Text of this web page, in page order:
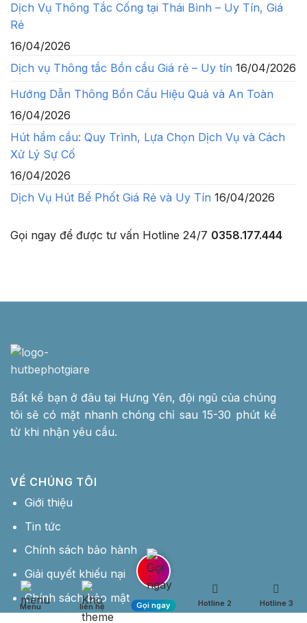
Dịch Vụ Thông Tắc Cống tại Thái Bình – Uy Tín, Giá
Rẻ
16/04/2026
Dịch vụ Thông tắc Bồn cầu Giá rẻ – Uy tín 16/04/2026
Hướng Dẫn Thông Bồn Cầu Hiệu Quả và An Toàn
16/04/2026
Hút hầm cầu: Quy Trình, Lựa Chọn Dịch Vụ và Cách
Xử Lý Sự Cố
16/04/2026
Dịch Vụ Hút Bể Phốt Giá Rẻ và Uy Tín 16/04/2026
Gọi ngay để được tư vấn Hotline 24/7 0358.177.444
Bất kể bạn ở đâu tại Hưng Yên, đội ngũ của chúng
tôi sẽ có mặt nhanh chóng chỉ sau 15-30 phút kể
từ khi nhận yêu cầu.
VỀ CHÚNG TÔI
Giới thiệu
Tin tức
Chính sách bảo hành
Giải quyết khiếu nại
Chính sách bảo mật
Menu liên hệ Gọi ngay Hotline 2 Hotline 3